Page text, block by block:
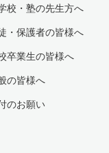
校・塾の先生方へ
・保護者の皆様へ
卒業生の皆様へ
の皆様へ
のお願い